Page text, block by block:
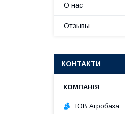
О нас
Отзывы
КОНТАКТИ
ТОВ Агробаза